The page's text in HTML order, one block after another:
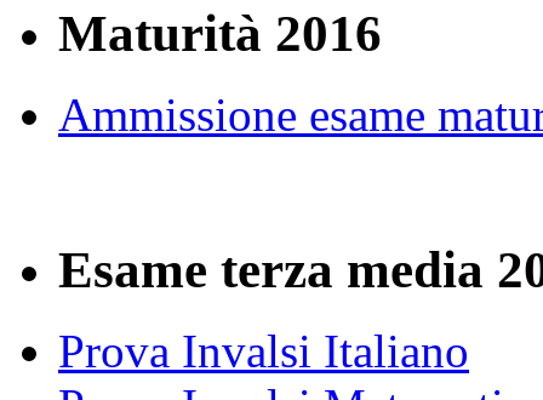
Maturità 2016
Ammissione esame
Esame terza media
Prova Invalsi Italiano